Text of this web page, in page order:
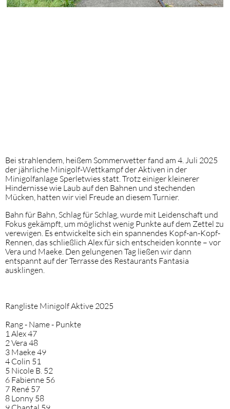
Bei strahlendem, heißem Sommerwetter fand am 4. Juli 2025
der jährliche Minigolf-Wettkampf der Aktiven in der
Minigolfanlage Sperletwies statt. Trotz einiger kleinerer
Hindernisse wie Laub auf den Bahnen und stechenden
Mücken, hatten wir viel Freude an diesem Turnier.
Bahn für Bahn, Schlag für Schlag, wurde mit Leidenschaft und
Fokus gekämpft, um möglichst wenig Punkte auf dem Zettel zu
verewigen. Es entwickelte sich ein spannendes Kopf-an-Kopf-
Rennen, das schließlich Alex für sich entscheiden konnte – vor
Vera und Maeke. Den gelungenen Tag ließen wir dann
entspannt auf der Terrasse des Restaurants Fantasia
ausklingen.
Rangliste Minigolf Aktive 2025
Rang - Name - Punkte
1 Alex 47
2 Vera 48
3 Maeke 49
4 Colin 51
5 Nicole B. 52
6 Fabienne 56
7 René 57
8 Lonny 58